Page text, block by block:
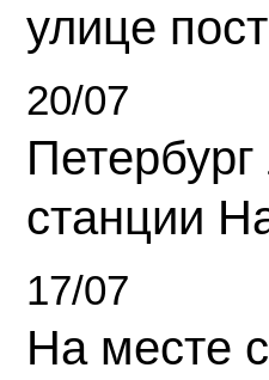
улице
20/07
станции
17/07
На месте